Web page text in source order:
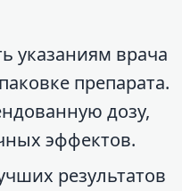
указаниям врача
препарата.
дозу,
эффектов.
результатов